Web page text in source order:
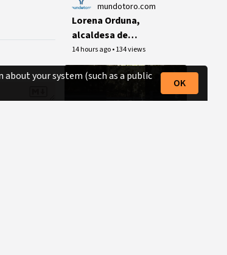
mundotoro.com
Lorena Orduna,
alcaldesa de
Huesca: 'La cultura
y la tauromaquia es
un ejercicio de
14 hours ago•134 views
your system (such as a public
OK